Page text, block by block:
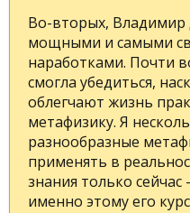
Во-вторых, Владимир
мощными и самыми
наработками. Почти
смогла убедиться,
облегчают жизнь
метафизику. Я
разнообразные
применять в
знания только
именно этому его